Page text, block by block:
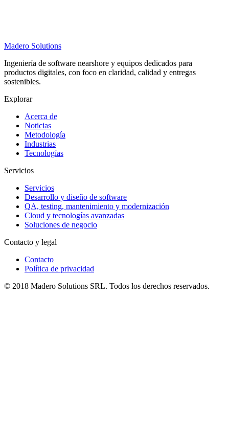
Madero Solutions
Ingeniería de software nearshore y equipos dedicados para
productos digitales, con foco en claridad, calidad y entregas
sostenibles.
Explorar
Acerca de
Noticias
Metodología
Industrias
Tecnologías
Servicios
Servicios
Desarrollo y diseño de software
QA, testing, mantenimiento y modernización
Cloud y tecnologías avanzadas
Soluciones de negocio
Contacto y legal
Contacto
Política de privacidad
© 2018 Madero Solutions SRL. Todos los derechos reservados.